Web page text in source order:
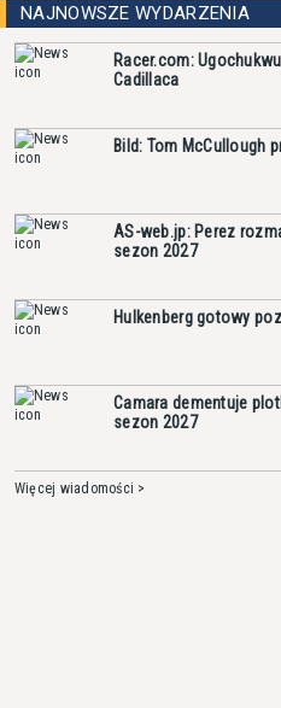
NAJNOWSZE WYDARZENIA
Racer.com:
Cadillaca
Bild: Tom McCullough
AS-web.jp: Perez
sezon 2027
Hulkenberg gotowy
Camara dementuje
sezon 2027
Więcej wiadomości >